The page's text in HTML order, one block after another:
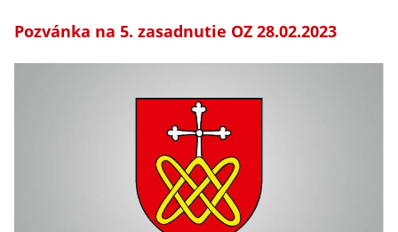
Pozvánka na 5. zasadnutie OZ 28.02.2023